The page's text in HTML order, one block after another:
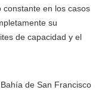
en los casos
su
de capacidad y el
de San Francisco